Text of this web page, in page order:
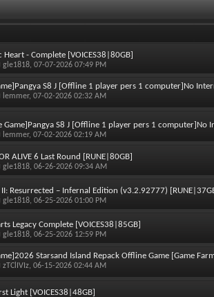
Heart - Complete [VOICES38|80GB]
gle1818, 07-07-2026 07:49 PM
S8 J [Offline 1 player pers 1 computer]No
lemmer, 07-02-2026 02:32 AM
Game]Pangya S8 J [Offline 1 player pers 1 computer]No
lemmer, 07-02-2026 02:19 AM
ALIVE 6 Last Round [RUNE|80GB]
gle1818, 06-26-2026 09:34 AM
Resurrected – Infernal Edition (v3.2.92777)
gle1818, 06-25-2026 01:00 PM
Legacy Complete [VOICES38|85GB]
gle1818, 06-25-2026 12:59 PM
Starsand Island Repack Offline Game [Game
zTClIVIz, 06-15-2026 02:44 AM
Light [VOICES38|48GB]